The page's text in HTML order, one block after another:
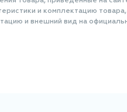
стержня,
целостность и
и комплектацию
и внешний вид на